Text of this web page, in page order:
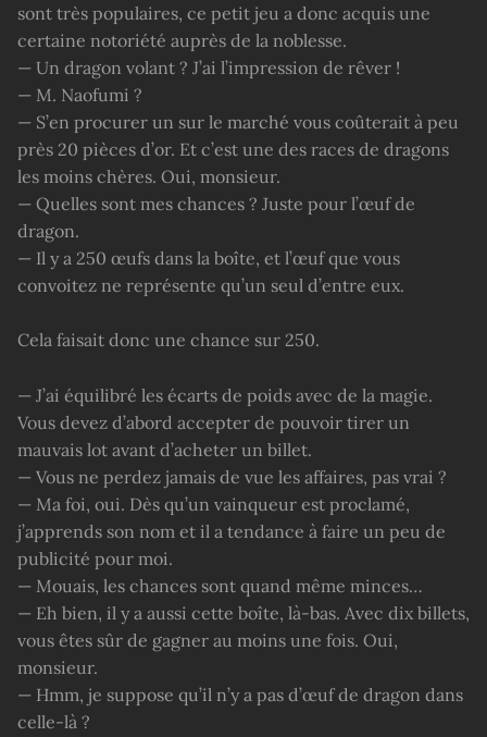
sont très populaires, ce petit jeu a donc acquis une
certaine notoriété auprès de la noblesse.
— Un dragon volant ? J’ai l’impression de rêver !
— M. Naofumi ?
— S’en procurer un sur le marché vous coûterait à peu
près 20 pièces d’or. Et c’est une des races de dragons
les moins chères. Oui, monsieur.
— Quelles sont mes chances ? Juste pour l’œuf de
dragon.
— Il y a 250 œufs dans la boîte, et l’œuf que vous
convoitez ne représente qu’un seul d’entre eux.
Cela faisait donc une chance sur 250.
— J’ai équilibré les écarts de poids avec de la magie.
Vous devez d’abord accepter de pouvoir tirer un
mauvais lot avant d’acheter un billet.
— Vous ne perdez jamais de vue les affaires, pas vrai ?
— Ma foi, oui. Dès qu’un vainqueur est proclamé,
j’apprends son nom et il a tendance à faire un peu de
publicité pour moi.
— Mouais, les chances sont quand même minces…
— Eh bien, il y a aussi cette boîte, là-bas. Avec dix billets,
vous êtes sûr de gagner au moins une fois. Oui,
monsieur.
— Hmm, je suppose qu’il n’y a pas d’œuf de dragon dans
celle-là ?